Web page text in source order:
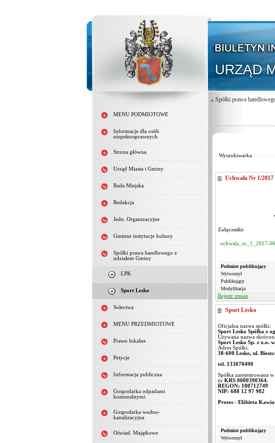
URZĄD
MENU PODMIOTOWE
Informacje dla osób
niepełnosprawnych
Strona główna
Urząd Miasta i Gminy
Rada Miejska
Redakcja
Jedn. Organizacyjne
Gminne instytucje kultury
Spółki prawa handlowego z
udziałem Gminy
LPK
Sport Lesko
Sołectwa
MENU PRZEDMIOTOWE
Prawo lokalne
Petycje
Informacja publiczna
Gospodarka odpadami
komunalnymi
Gospodarka wodno-
kanalizacyjna
Oświad. Majątkowe
Spółki prawa
Wyszukiwarka
Uchwała Nr 1/2017
Załączniki:
uchwala_nr_1_2017-
Podmiot publikujący
Wytworzył
Publikujący
Modyfikacja
Rejestr zmian
Sport Lesko
Oficjalna nazwa spółki:
Sport Lesko Spółka z
Używana nazwa
Sport Lesko Sp. z o.o.
Adres Spółki:
38-600 Lesko, ul.
tel. 133070490
Spółka zarejestrowana
nr KRS 0000390364.
REGON: 180712749
NIP: 688 12 97 982
Prezes - Elżbieta
Podmiot publikujący
Wytworzył